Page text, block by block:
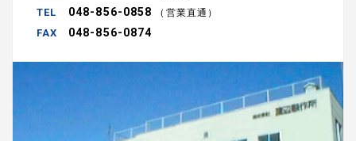
048-856-0858 （営業直通）
048-856-0874